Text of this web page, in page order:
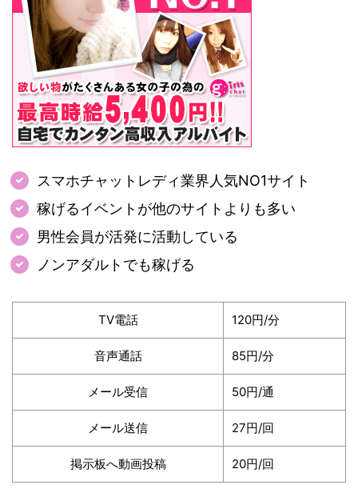
スマホチャットレディ業界人気NO1サイト
稼げるイベントが他のサイトよりも多い
男性会員が活発に活動している
ノンアダルトでも稼げる
TV電話 120円/分
音声通話 85円/分
メール受信 50円/通
メール送信 27円/回
掲示板へ動画投稿 20円/回